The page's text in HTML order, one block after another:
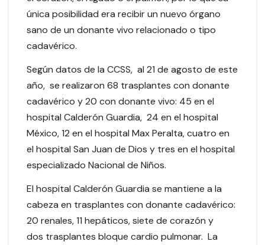
única posibilidad era recibir un nuevo órgano
sano de un donante vivo relacionado o tipo
cadavérico.
Según datos de la CCSS, al 21 de agosto de este
año, se realizaron 68 trasplantes con donante
cadavérico y 20 con donante vivo: 45 en el
hospital Calderón Guardia, 24 en el hospital
México, 12 en el hospital Max Peralta, cuatro en
el hospital San Juan de Dios y tres en el hospital
especializado Nacional de Niños.
El hospital Calderón Guardia se mantiene a la
cabeza en trasplantes con donante cadavérico:
20 renales, 11 hepáticos, siete de corazón y
dos trasplantes bloque cardio pulmonar. La